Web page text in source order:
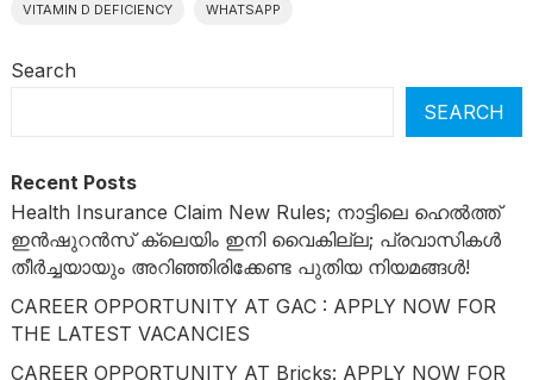
VITAMIN D DEFICIENCY WHATSAPP
Search
SEARCH
Recent Posts
Health Insurance Claim New Rules; നാട്ടിലെ ഹെൽത്ത്
ഇൻഷുറൻസ് ക്ലെയിം ഇനി വൈകില്ല; പ്രവാസികൾ
തീർച്ചയായും അറിഞ്ഞിരിക്കേണ്ട പുതിയ നിയമങ്ങൾ!
CAREER OPPORTUNITY AT GAC : APPLY NOW FOR
THE LATEST VACANCIES
CAREER OPPORTUNITY AT Bricks: APPLY NOW FOR